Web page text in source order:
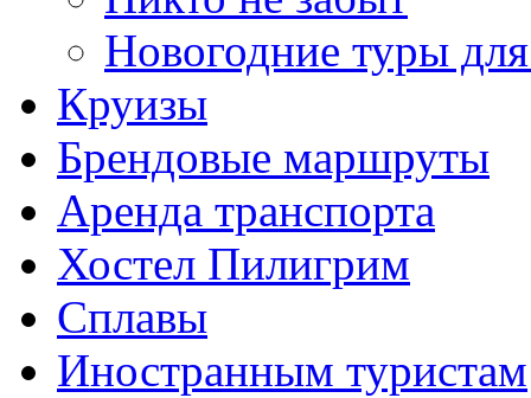
Новогодние туры
Круизы
Брендовые маршруты
Аренда транспорта
Хостел Пилигрим
Сплавы
Иностранным туристам